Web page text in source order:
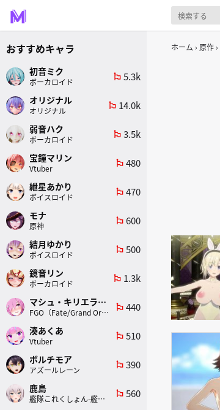
ホーム 原作
おすすめキャラ
初音ミク
ボーカロイド
emoji_flags 5.3k
オリジナル
オリジナル
emoji_flags 14.0k
弱音ハク
ボーカロイド
emoji_flags 3.5k
宝鐘マリン
Vtuber
emoji_flags 480
紲星あかり
ボイスロイド
emoji_flags 470
モナ
原神
emoji_flags 600
結月ゆかり
ボイスロイド
emoji_flags 500
鏡音リン
ボーカロイド
emoji_flags 1.3k
マシュ・キリエライト
FGO（Fate/Grand Order）
emoji_flags 440
湊あくあ
Vtuber
emoji_flags 510
ボルチモア
アズールレーン
emoji_flags 390
鹿島
艦隊これくしょん-艦これ-
emoji_flags 560